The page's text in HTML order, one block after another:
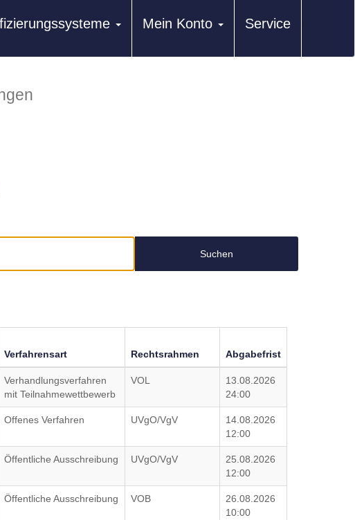
Mein Konto Service
Suchen
Verfahrensart Rechtsrahmen Abgabefrist
Verhandlungsverfahren
mit Teilnahmewettbewerb
VOL
13.08.2026
24:00
Offenes Verfahren UVgO/VgV
14.08.2026
12:00
Öffentliche Ausschreibung UVgO/VgV
25.08.2026
12:00
Öffentliche Ausschreibung VOB
26.08.2026
10:00